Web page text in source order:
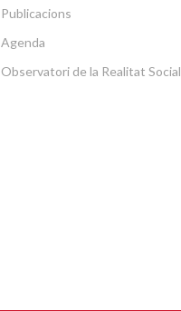
Publicacions
Agenda
Observatori de la Realitat Social